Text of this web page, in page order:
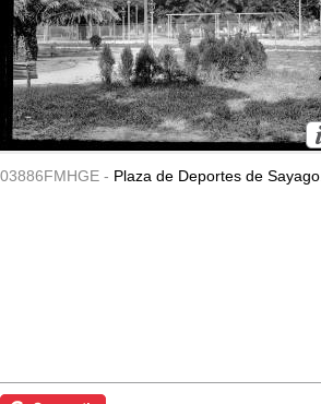
03886FMHGE - Plaza de Deportes de Sayago.